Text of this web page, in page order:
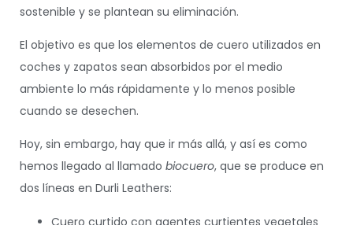
sostenible y se plantean su eliminación.
El objetivo es que los elementos de cuero utilizados en
coches y zapatos sean absorbidos por el medio
ambiente lo más rápidamente y lo menos posible
cuando se desechen.
Hoy, sin embargo, hay que ir más allá, y así es como
hemos llegado al llamado biocuero, que se produce en
dos líneas en Durli Leathers:
Cuero curtido con agentes curtientes vegetales